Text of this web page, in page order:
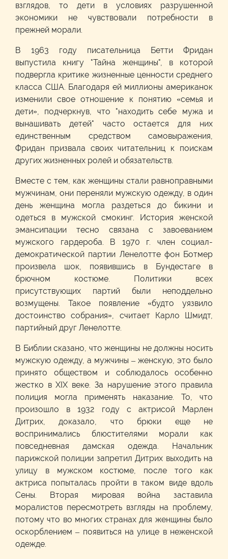
взглядов, то дети в условиях разрушенной
экономики не чувствовали потребности в
прежней морали.
В 1963 году писательница Бетти Фридан
выпустила книгу "Тайна женщины", в которой
подвергла критике жизненные ценности среднего
класса США. Благодаря ей миллионы американок
изменили свое отношение к понятию «семья и
дети», подчеркнув, что "находить себе мужа и
вынашивать детей" часто остается для них
единственным средством самовыражения,
Фридан призвала своих читательниц к поискам
других жизненных ролей и обязательств.
Вместе с тем, как женщины стали равноправными
мужчинам, они переняли мужскую одежду, в один
день женщина могла раздеться до бикини и
одеться в мужской смокинг. История женской
эмансипации тесно связана с завоеванием
мужского гардероба. В 1970 г. член социал-
демократической партии Ленелотте фон Ботмер
произвела шок, появившись в Бундестаге в
брючном костюме. Политики всех
присутствующих партий были неподдельно
возмущены. Такое появление «будто уязвило
достоинство собрания», считает Карло Шмидт,
партийный друг Ленелотте.
В Библии сказано, что женщины не должны носить
мужскую одежду, а мужчины – женскую, это было
принято обществом и соблюдалось особенно
жестко в XIX веке. За нарушение этого правила
полиция могла применять наказание. То, что
произошло в 1932 году с актрисой Марлен
Дитрих, доказало, что брюки еще не
воспринимались блюстителями морали как
повседневная дамская одежда. Начальник
парижской полиции запретил Дитрих выходить на
улицу в мужском костюме, после того как
актриса попыталась пройти в таком виде вдоль
Сены. Вторая мировая война заставила
моралистов пересмотреть взгляды на проблему,
потому что во многих странах для женщины было
оскорблением – появиться на улице в неженской
одежде.